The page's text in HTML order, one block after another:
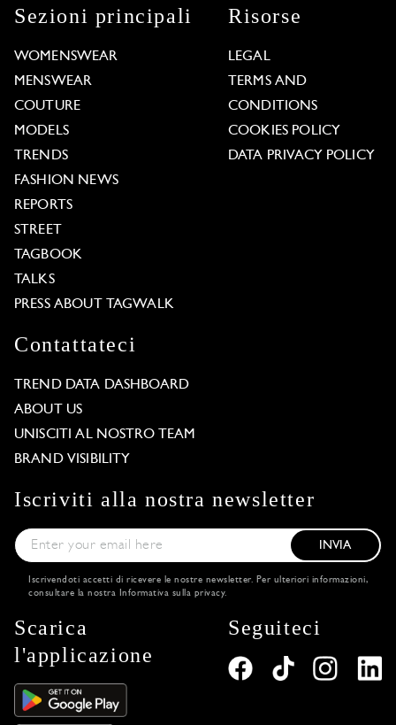
Sezioni principali
WOMENSWEAR
MENSWEAR
COUTURE
MODELS
TRENDS
FASHION NEWS
REPORTS
STREET
TAGBOOK
TALKS
PRESS ABOUT TAGWALK
Risorse
LEGAL
TERMS AND
CONDITIONS
COOKIES POLICY
DATA PRIVACY POLICY
Contattateci
TREND DATA DASHBOARD
ABOUT US
UNISCITI AL NOSTRO TEAM
BRAND VISIBILITY
Iscriviti alla nostra newsletter
INVIA
Iscrivendoti accetti di ricevere le nostre newsletter. Per ulteriori informazioni,
consultare la nostra
Informativa sulla privacy.
Scarica
l'applicazione
Seguiteci